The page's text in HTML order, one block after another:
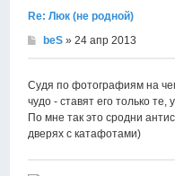
Re: Люк (не родной)
beS » 24 апр 2013
Судя по фотографиям на
чудо - ставят его только те,
По мне так это сродни
дверях с катафотами)